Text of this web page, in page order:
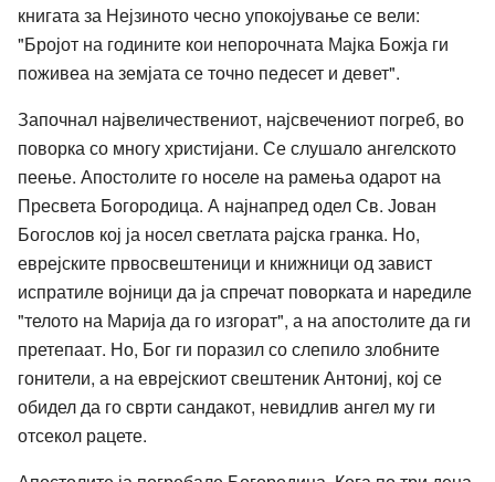
книгата за Нејзиното чесно упокојување се вели:
"Бројот на годините кои непорочната Мајка Божја ги
поживеа на земјата се точно педесет и девет".
Започнал највеличествениот, најсвечениот погреб, во
поворка со многу христијани. Се слушало ангелското
пеење. Апостолите го носеле на рамења одарот на
Пресвета Богородица. А најнапред одел Св. Јован
Богослов кој ја носел светлата рајска гранка. Но,
еврејските првосвештеници и книжници од завист
испратиле војници да ја спречат поворката и наредиле
"телото на Марија да го изгорат", а на апостолите да ги
претепаат. Но, Бог ги поразил со слепило злобните
гонители, а на еврејскиот свештеник Антониј, кој се
обидел да го сврти сандакот, невидлив ангел му ги
отсекол рацете.